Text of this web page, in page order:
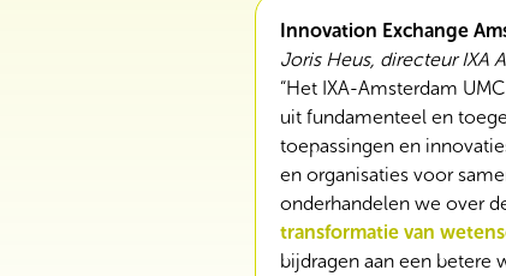
Innovation Exchange
Joris Heus, directeur IXA
“Het IXA-Amsterdam
uit fundamenteel en
toepassingen en
en organisaties voor
onderhandelen we over
transformatie van
bijdragen aan een betere